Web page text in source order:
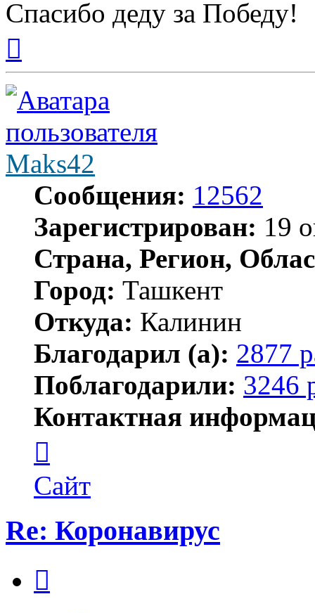
Спасибо деду за Победу!
началу
Maks42
Сообщения: 12562
Зарегистрирован: 19
Страна, Регион,
Город: Ташкент
Откуда: Калинин
Благодарил (а): 2877
Поблагодарили: 3246
Контактная
пользователя
Maks42
Сайт
Re: Коронавирус